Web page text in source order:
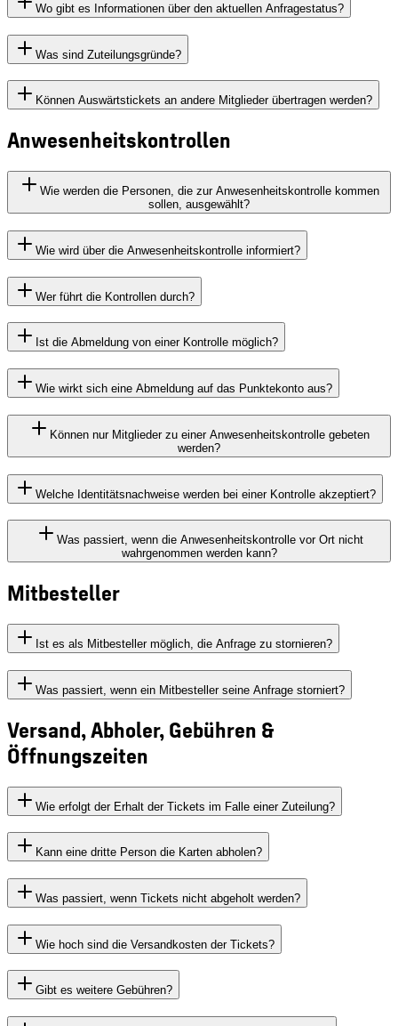
Wo gibt es Informationen über den aktuellen Anfragestatus?
Was sind Zuteilungsgründe?
Können Auswärtstickets an andere Mitglieder übertragen werden?
Anwesenheitskontrollen
Wie werden die Personen, die zur Anwesenheitskontrolle kommen
sollen, ausgewählt?
Wie wird über die Anwesenheitskontrolle informiert?
Wer führt die Kontrollen durch?
Ist die Abmeldung von einer Kontrolle möglich?
Wie wirkt sich eine Abmeldung auf das Punktekonto aus?
Können nur Mitglieder zu einer Anwesenheitskontrolle gebeten
werden?
Welche Identitätsnachweise werden bei einer Kontrolle akzeptiert?
Was passiert, wenn die Anwesenheitskontrolle vor Ort nicht
wahrgenommen werden kann?
Mitbesteller
Ist es als Mitbesteller möglich, die Anfrage zu stornieren?
Was passiert, wenn ein Mitbesteller seine Anfrage storniert?
Versand, Abholer, Gebühren &
Öffnungszeiten
Wie erfolgt der Erhalt der Tickets im Falle einer Zuteilung?
Kann eine dritte Person die Karten abholen?
Was passiert, wenn Tickets nicht abgeholt werden?
Wie hoch sind die Versandkosten der Tickets?
Gibt es weitere Gebühren?